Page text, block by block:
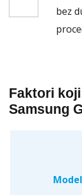
bez
Faktori
Samsung